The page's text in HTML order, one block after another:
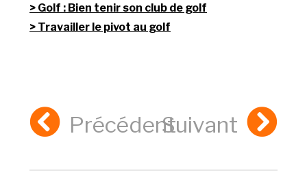
Golf : Bien tenir son club de golf
Travailler le pivot au golf
PrécédentSuivant